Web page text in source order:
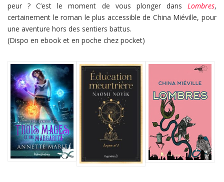
peur ? C’est le moment de vous plonger dans Lombres,
certainement le roman le plus accessible de China Miéville, pour
une aventure hors des sentiers battus.
(Dispo en ebook et en poche chez pocket)